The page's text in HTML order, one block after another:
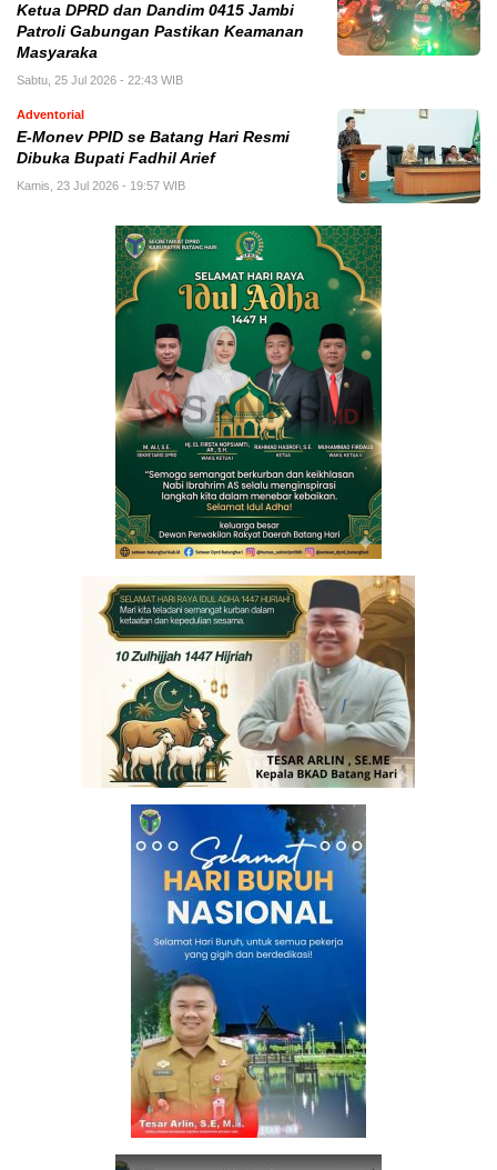
Ketua DPRD dan Dandim 0415 Jambi
Patroli Gabungan Pastikan Keamanan
Masyaraka
Sabtu, 25 Jul 2026 - 22:43 WIB
Adventorial
E-Monev PPID se Batang Hari Resmi
Dibuka Bupati Fadhil Arief
Kamis, 23 Jul 2026 - 19:57 WIB